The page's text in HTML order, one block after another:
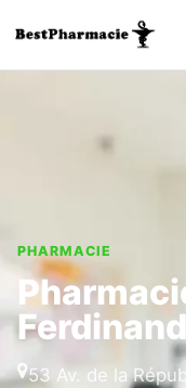
PHARMACIE
53 Av. de la